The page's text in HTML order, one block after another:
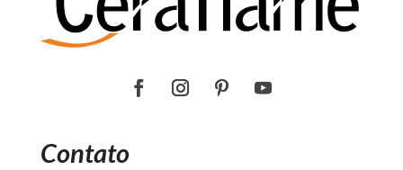
Contato